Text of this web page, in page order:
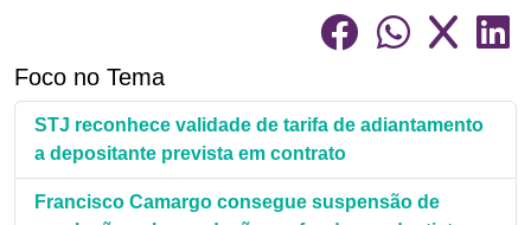
Foco no Tema
STJ reconhece validade de tarifa de adiantamento
a depositante prevista em contrato
Francisco Camargo consegue suspensão de